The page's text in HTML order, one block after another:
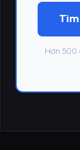
Hơn